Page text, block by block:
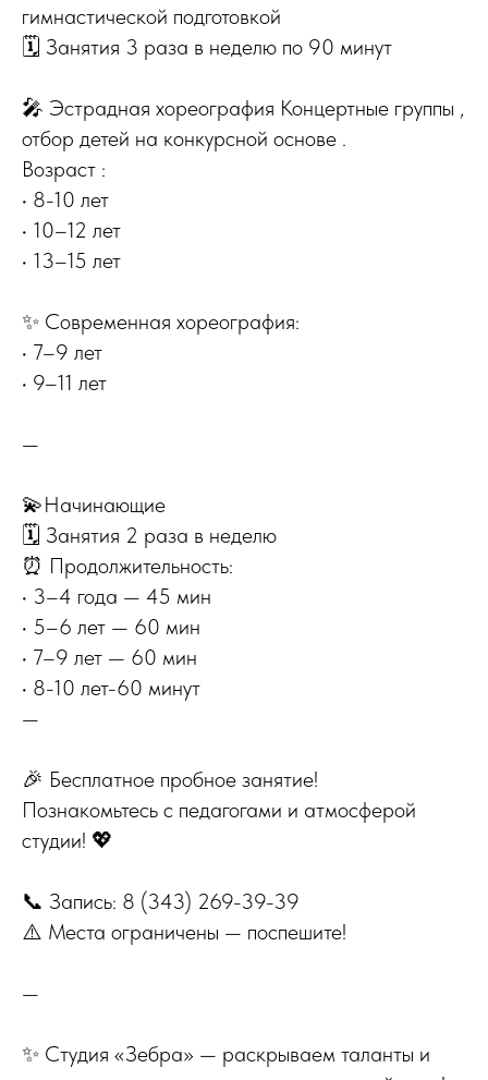
гимнастической подготовкой
🗓 Занятия 3 раза в неделю по 90 минут
🎤 Эстрадная хореография Концертные группы ,
отбор детей на конкурсной основе .
Возраст :
• 8-10 лет
• 10–12 лет
• 13–15 лет
✨ Современная хореография:
• 7–9 лет
• 9–11 лет
—
💫Начинающие
🗓 Занятия 2 раза в неделю
⏰ Продолжительность:
• 3–4 года — 45 мин
• 5–6 лет — 60 мин
• 7–9 лет — 60 мин
• 8-10 лет-60 минут
—
🎉 Бесплатное пробное занятие!
Познакомьтесь с педагогами и атмосферой
студии! 💖
📞 Запись: 8 (343) 269-39-39
⚠️ Места ограничены — поспешите!
—
✨ Студия «Зебра» — раскрываем таланты и